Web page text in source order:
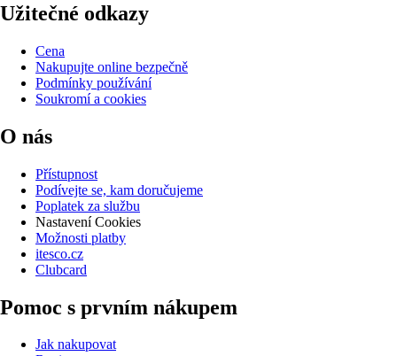
Užitečné odkazy
Cena
Nakupujte online bezpečně
Podmínky používání
Soukromí a cookies
O nás
Přístupnost
Podívejte se, kam doručujeme
Poplatek za službu
Nastavení Cookies
Možnosti platby
itesco.cz
Clubcard
Pomoc s prvním nákupem
Jak nakupovat